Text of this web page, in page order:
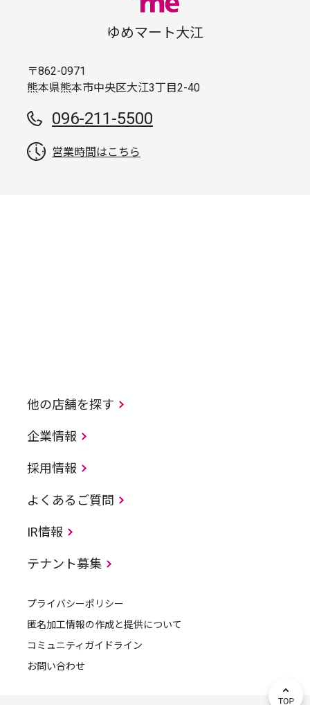
ゆめマート大江
〒862-0971
熊本県熊本市中央区大江3丁目2-40
096-211-5500
営業時間はこちら
他の店舗を探す
企業情報
採用情報
よくあるご質問
IR情報
テナント募集
プライバシーポリシー
匿名加工情報の作成と提供について
コミュニティガイドライン
お問い合わせ